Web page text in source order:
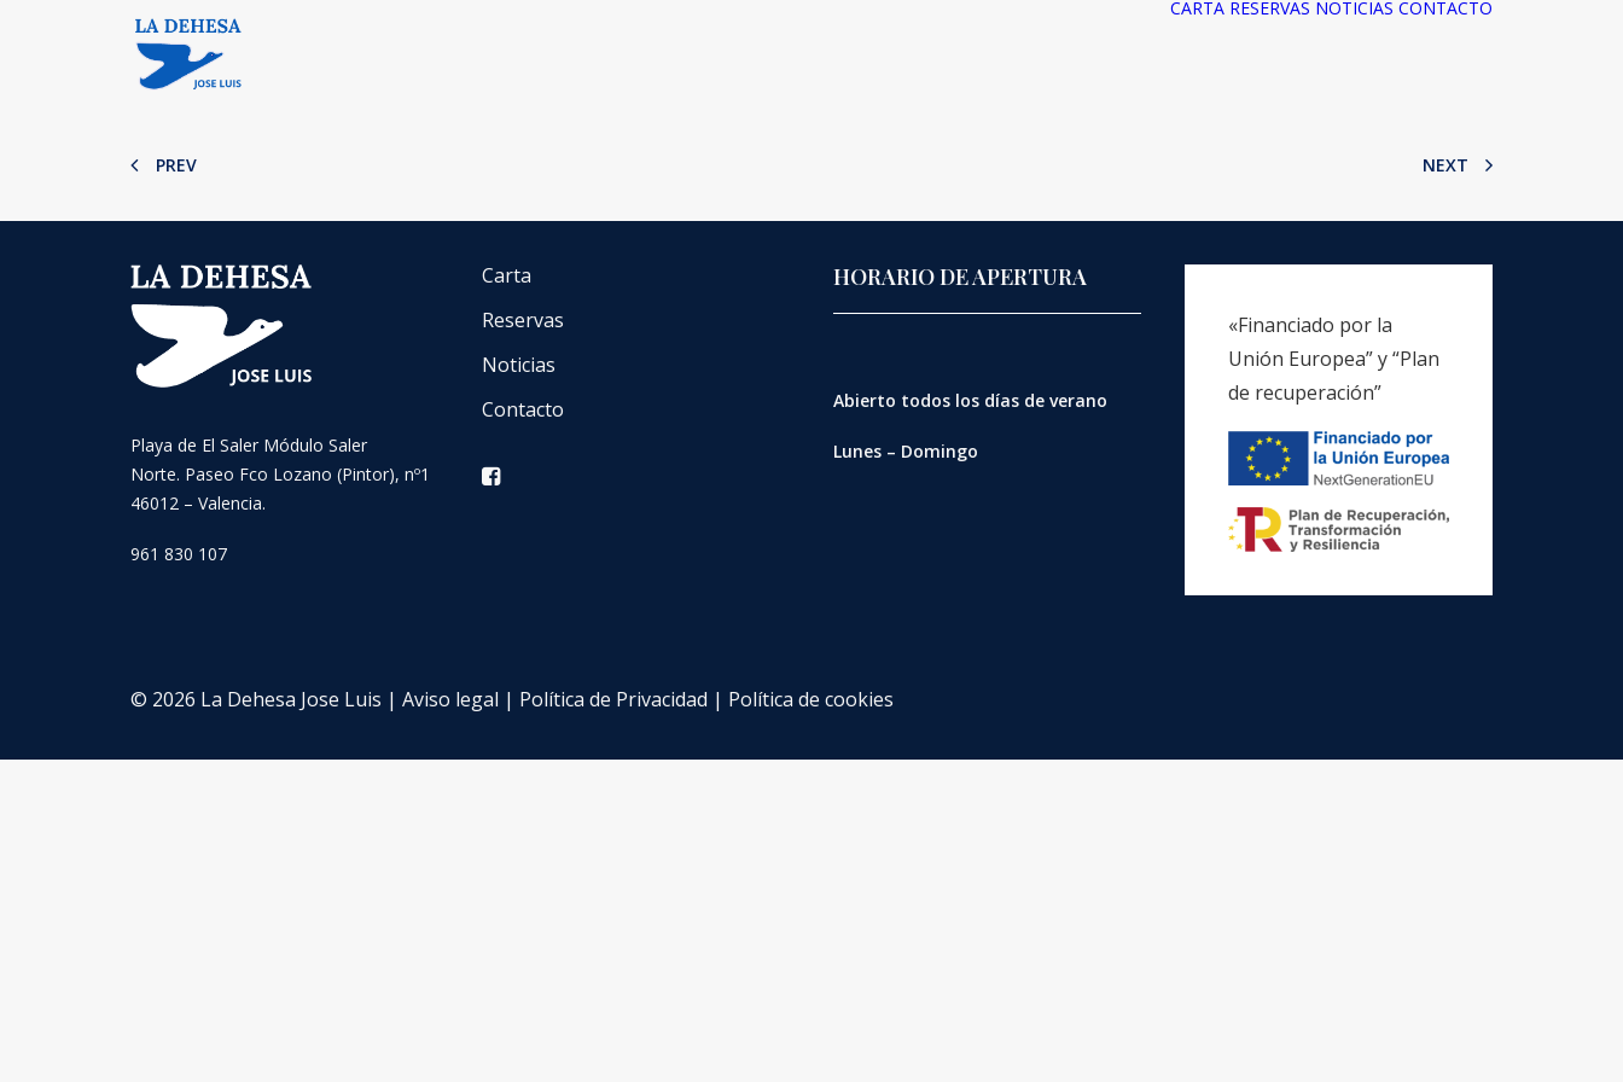
CARTA RESERVAS NOTICIAS CONTACTO
PREV NEXT
Playa de El Saler Módulo Saler
Norte. Paseo Fco Lozano (Pintor), nº1
46012 – Valencia.
961 830 107
Carta
Reservas
Noticias
Contacto
HORARIO DE APERTURA
Abierto todos los días de verano
Lunes – Domingo
«Financiado por la
Unión Europea” y “Plan
de recuperación”
© 2026 La Dehesa Jose Luis | Aviso legal | Política de Privacidad | Política de cookies